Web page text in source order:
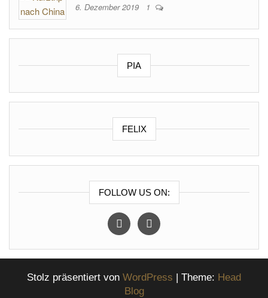
6. Dezember 2019 1
PIA
FELIX
FOLLOW US ON:
instagramfacebook
Stolz präsentiert von WordPress | Theme: Head
Blog